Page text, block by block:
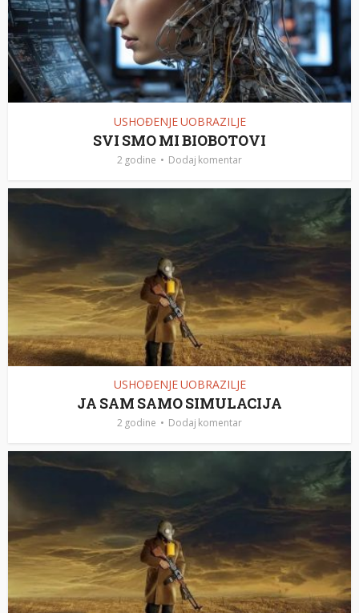
USHOĐENJE UOBRAZILJE
SVI SMO MI BIOBOTOVI
2 godine Dodaj komentar
USHOĐENJE UOBRAZILJE
JA SAM SAMO SIMULACIJA
2 godine Dodaj komentar